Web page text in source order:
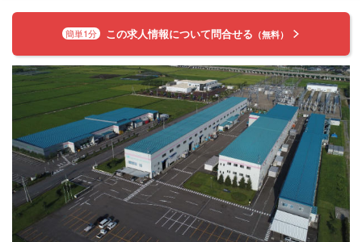
簡単1分 この求人情報について問合せる （無料）